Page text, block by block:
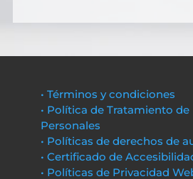
• Términos y condiciones
• Política de Tratamiento de
Personales
• Políticas de derechos de
• Certificado de
• Políticas de Privacidad